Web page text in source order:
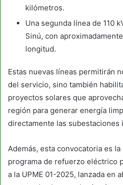
kilómetros.
Una segunda línea de 110
Sinú, con
longitud.
Estas nuevas líneas permitirán
del servicio, sino también
proyectos solares que
región para generar energía
directamente las subestaciones
Además, esta convocatoria es
programa de refuerzo eléctrico
a la UPME 01-2025, lanzada en